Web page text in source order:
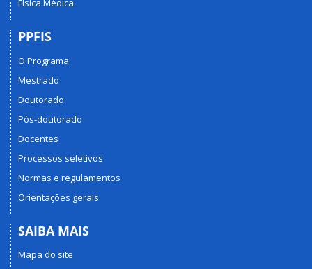
Física Médica
PPFIS
O Programa
Mestrado
Doutorado
Pós-doutorado
Docentes
Processos seletivos
Normas e regulamentos
Orientações gerais
SAIBA MAIS
Mapa do site